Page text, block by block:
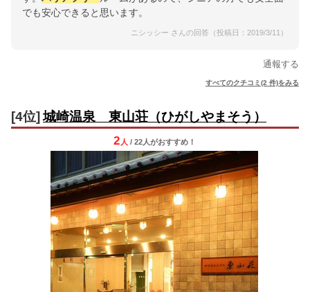
でも安心できると思います。
ニシッシー さんの回答（投稿日：2019/3/11）
通報する
すべてのクチコミ(2 件)をみる
[4位] 城崎温泉 東山荘（ひがしやまそう）
2 人 / 22人がおすすめ！